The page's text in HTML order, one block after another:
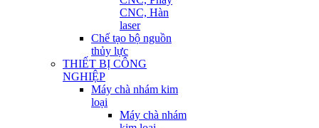
CNC, Hàn
laser
Chế tạo bộ nguồn
thủy lực
THIẾT BỊ CÔNG
NGHIỆP
Máy chà nhám kim
loại
Máy chà nhám